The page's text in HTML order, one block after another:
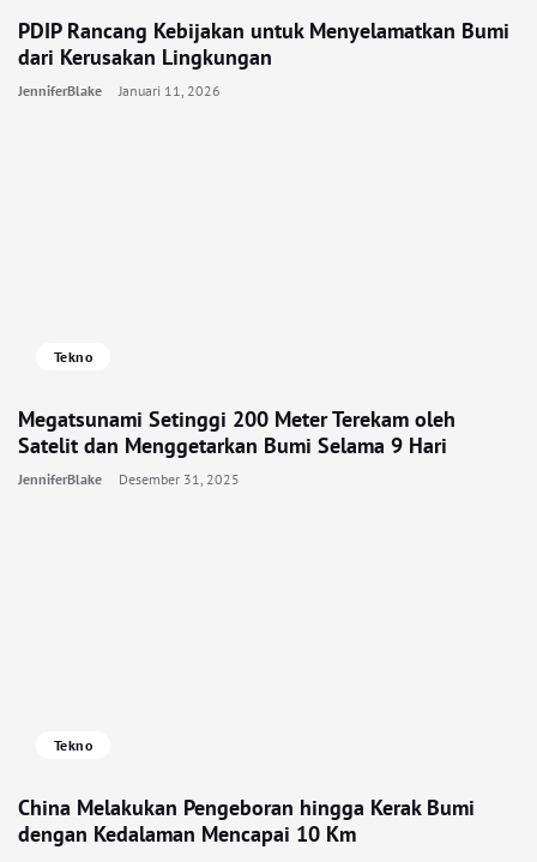
PDIP Rancang Kebijakan untuk Menyelamatkan Bumi
dari Kerusakan Lingkungan
JenniferBlake Januari 11, 2026
Tekno
Megatsunami Setinggi 200 Meter Terekam oleh
Satelit dan Menggetarkan Bumi Selama 9 Hari
JenniferBlake Desember 31, 2025
Tekno
China Melakukan Pengeboran hingga Kerak Bumi
dengan Kedalaman Mencapai 10 Km